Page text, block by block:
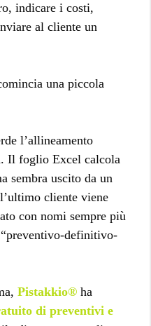
indicare i costi,
al cliente un
una piccola
l’allineamento
Il foglio Excel calcola
sembra uscito da un
cliente viene
con nomi sempre più
definitivo-
Pistakkio® ha
di preventivi e